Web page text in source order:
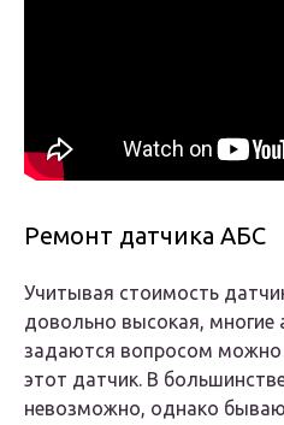
Ремонт датчика АБС
Учитывая стоимость
довольно высокая,
задаются вопросом можно
этот датчик. В
невозможно, однако